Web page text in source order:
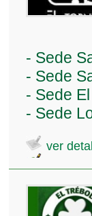
- Sede
- Sede
- Sede
- Sede
ver